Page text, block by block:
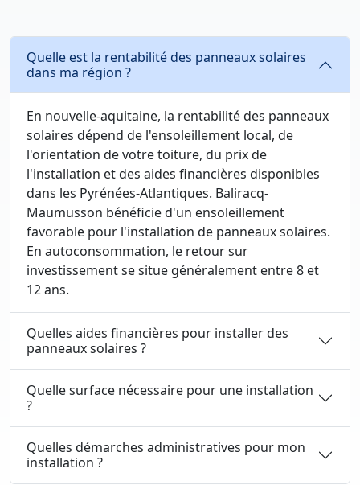
Quelle est la rentabilité des panneaux solaires
dans ma région ?
En nouvelle-aquitaine, la rentabilité des panneaux
solaires dépend de l'ensoleillement local, de
l'orientation de votre toiture, du prix de
l'installation et des aides financières disponibles
dans les Pyrénées-Atlantiques. Baliracq-
Maumusson bénéficie d'un ensoleillement
favorable pour l'installation de panneaux solaires.
En autoconsommation, le retour sur
investissement se situe généralement entre 8 et
12 ans.
Quelles aides financières pour installer des
panneaux solaires ?
Quelle surface nécessaire pour une installation
?
Quelles démarches administratives pour mon
installation ?